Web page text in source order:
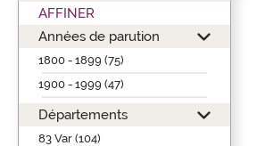
AFFINER
Années de parution
1800 - 1899 (75)
1900 - 1999 (47)
Départements
83 Var (104)